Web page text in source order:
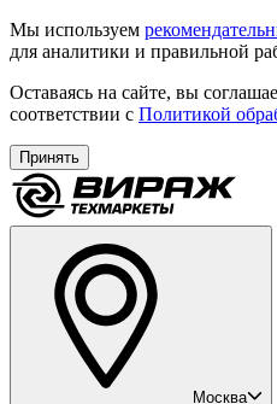
Мы используем
для аналитики и правильной
Оставаясь на сайте, вы
соответствии с Политикой
Принять
Москва